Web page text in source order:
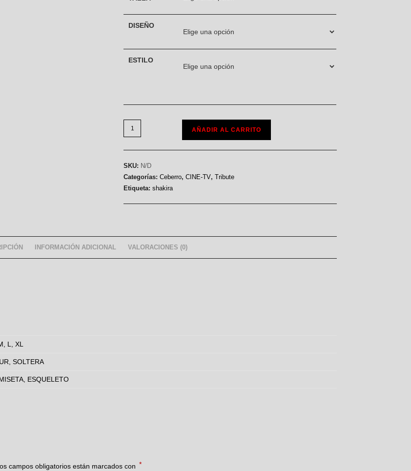
DISEÑO
ESTILO
AÑADIR AL CARRITO
SKU: N/D
Categorías:Ceberro,CINE-TV,Tribute
Etiqueta:shakira
INFORMACIÓN ADICIONAL VALORACIONES (0)
L, XL
SOLTERA
ESQUELETO
campos obligatorios están marcados con *